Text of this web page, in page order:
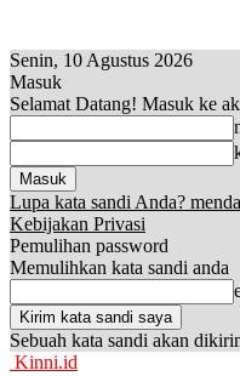
Senin, 10 Agustus 2026
Masuk
Selamat Datang! Masuk ke
Lupa kata sandi Anda?
Kebijakan Privasi
Pemulihan password
Memulihkan kata sandi anda
Sebuah kata sandi akan
Kinni.id